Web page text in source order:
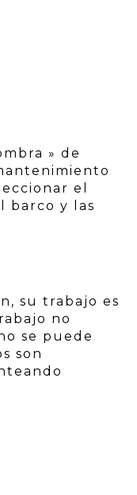
» de
el
barco y las
su trabajo es
no
se puede
son